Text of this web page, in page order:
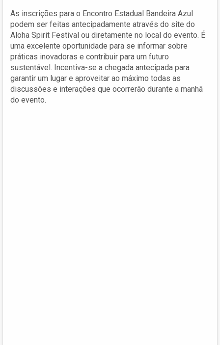
As inscrições para o Encontro Estadual Bandeira Azul
podem ser feitas antecipadamente através do site do
Aloha Spirit Festival ou diretamente no local do evento. É
uma excelente oportunidade para se informar sobre
práticas inovadoras e contribuir para um futuro
sustentável. Incentiva-se a chegada antecipada para
garantir um lugar e aproveitar ao máximo todas as
discussões e interações que ocorrerão durante a manhã
do evento.